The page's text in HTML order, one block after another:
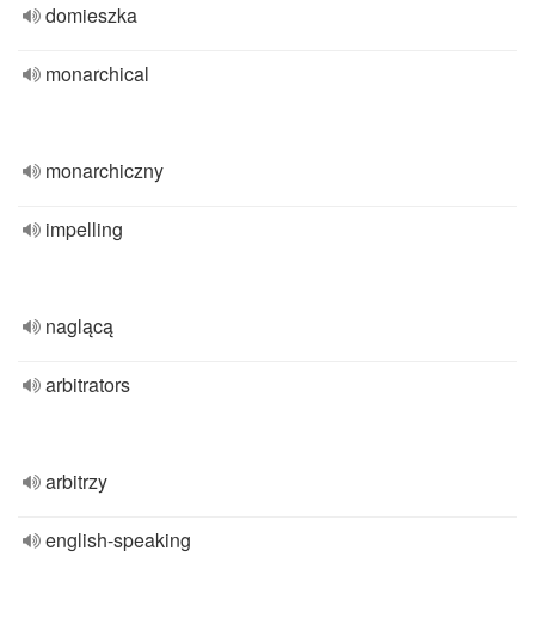
domieszka
monarchical
monarchiczny
impelling
naglącą
arbitrators
arbitrzy
english-speaking